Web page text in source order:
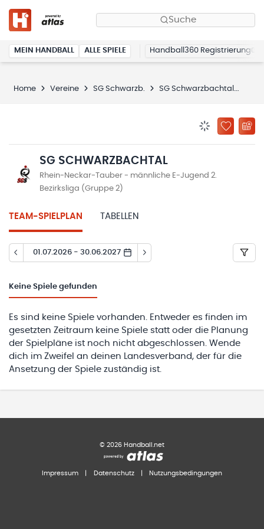
Suche
MEIN HANDBALL ALLE SPIELE Handball360 Registrierung
Home Vereine SG Schwarzb. SG Schwarzbachtal
ZU
SG SCHWARZBACHTAL
Rhein-Neckar-Tauber - männliche E-Jugend 2.
Bezirksliga (Gruppe 2)
TEAM-SPIELPLAN TABELLEN
01.07.2026 - 30.06.2027
Keine Spiele gefunden
Es sind keine Spiele vorhanden. Entweder es finden im
gesetzten Zeitraum keine Spiele statt oder die Planung
der Spielpläne ist noch nicht abgeschlossen. Wende
dich im Zweifel an deinen Landesverband, der für die
Ansetzung der Spiele zuständig ist.
© 2026 Handball.net
Impressum Datenschutz Nutzungsbedingungen